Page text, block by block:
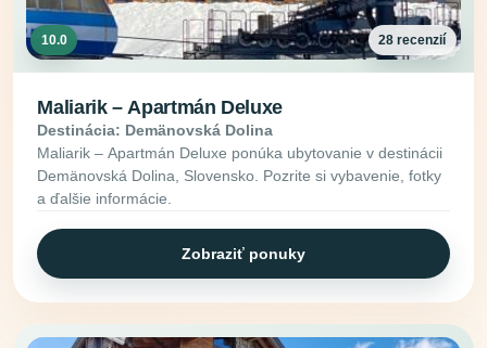
10.0 28 recenzií
Maliarik – Apartmán Deluxe
Destinácia: Demänovská Dolina
Maliarik – Apartmán Deluxe ponúka ubytovanie v destinácii
Demänovská Dolina, Slovensko. Pozrite si vybavenie, fotky
a ďalšie informácie.
Zobraziť ponuky